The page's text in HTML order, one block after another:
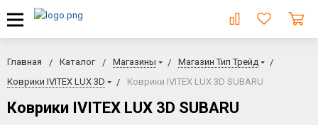
Главная Каталог Магазины
Магазин Тип Трейд
Коврики IVITEX LUX 3D
Коврики IVITEX LUX 3D SUBARU
Коврики IVITEX LUX 3D SUBARU